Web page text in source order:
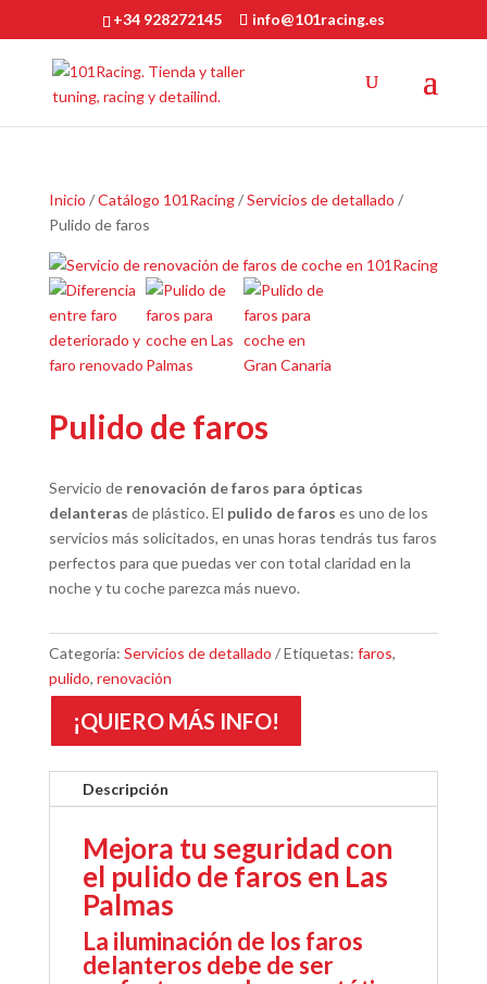
+34 928272145 info@101racing.es
Inicio /Catálogo 101Racing/Servicios de detallado /
Pulido de faros
Pulido de faros
Servicio de renovación de faros para ópticas
delanteras de plástico. El pulido de faros es uno de los
servicios más solicitados, en unas horas tendrás tus faros
perfectos para que puedas ver con total claridad en la
noche y tu coche parezca más nuevo.
Categoría: Servicios de detallado Etiquetas: faros,
pulido, renovación
¡QUIERO MÁS INFO!
Descripción
Mejora tu seguridad con
el pulido de faros en Las
Palmas
La iluminación de los faros
delanteros debe de ser